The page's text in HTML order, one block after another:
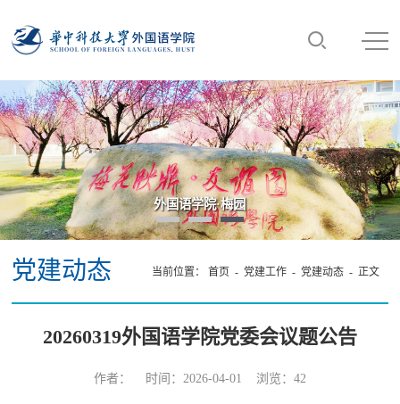
外国语学院·梅园
党建动态 当前位置： 首页 - 党建工作- 党建动态- 正文
20260319外国语学院党委会议题公告
作者： 时间：2026-04-01 浏览： 42